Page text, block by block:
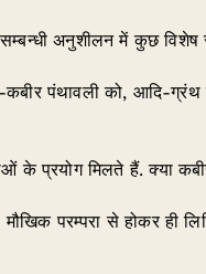
अनुशीलन में कुछ
कबीर पंथावली को, आदि-
के प्रयोग मिलते हैं. क्या
परम्परा से होकर ही